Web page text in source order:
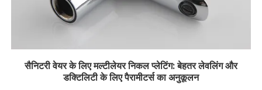
सैनिटरी वेयर के लिए मल्टीलेयर निकल प्लेटिंग: बेहतर लेवलिंग और
डक्टिलिटी के लिए पैरामीटर्स का अनुकूलन